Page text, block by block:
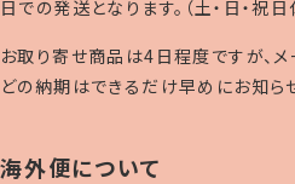
日での発送となります。（土・日・祝日
お取り寄せ商品は4日程度ですが、
どの納期はできるだけ早めにお知ら
海外便について